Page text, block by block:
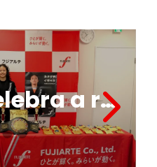
a r…